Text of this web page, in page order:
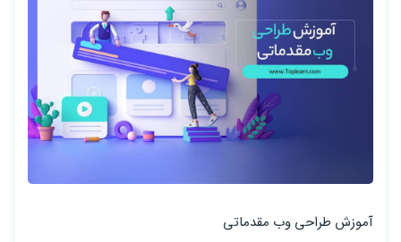
آموزش طراحی وب مقدماتی